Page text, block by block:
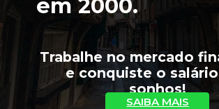
em 2000.
Trabalhe no mercado
e conquiste o
sonhos!
SAIBA MAIS